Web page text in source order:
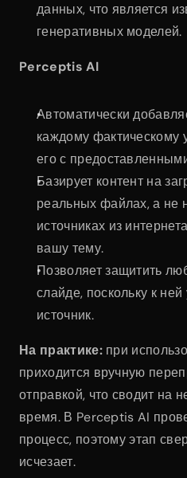
данных, что является
генеративных моделей.
Perceptis AI
Автоматически
каждому фактическому
его с
Базирует контент на
реальных файлах, а не
источниках из
вашу тему.
Позволяет защитить
слайде, поскольку к
источник.
На практике: при
приходится вручную
отправкой, что сводит на
время. В Perceptis AI
процесс, поэтому этап
исчезает.